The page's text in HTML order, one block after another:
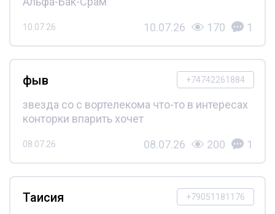
10.07.26 10.07.26 170 1
+74742261884
фыв
звезда со с вортелекома что-то в интересах
конторки впарить хочет
08.07.26 08.07.26 200 1
+79051181176
Таисия